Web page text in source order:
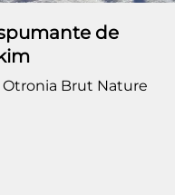
de
Brut Nature